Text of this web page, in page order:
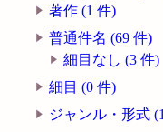
著作 (1 件)
普通件名 (69 件)
細目なし (3 件)
細目 (0 件)
ジャンル・形式